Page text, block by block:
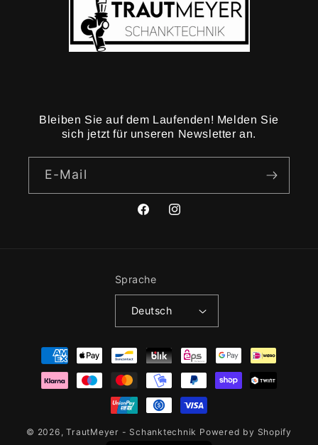
Bleiben Sie auf dem Laufenden! Melden Sie
sich jetzt für unseren Newsletter an.
E-Mail
FacebookInstagram
Sprache
Deutsch
Zahlungsmethoden
© 2026,TrautMeyer - Schanktechnik Powered by Shopify